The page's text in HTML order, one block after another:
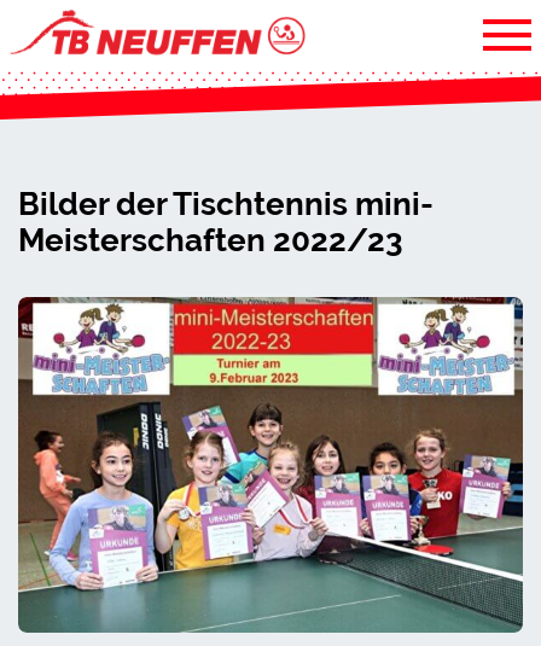
Bilder der Tischtennis mini-
Meisterschaften 2022/23